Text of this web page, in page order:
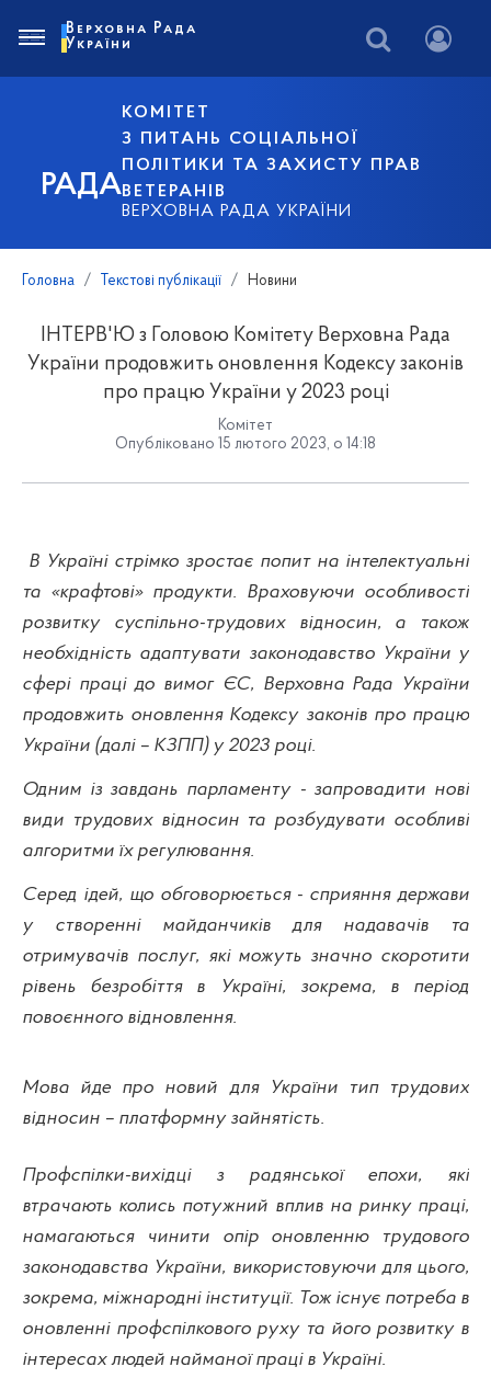
РАДА
КОМІТЕТ
З ПИТАНЬ СОЦІАЛЬНОЇ
ПОЛІТИКИ ТА ЗАХИСТУ ПРАВ
ВЕТЕРАНІВ
ВЕРХОВНА РАДА УКРАЇНИ
Верховна Рада
України
Головна Текстові публікації Новини
ІНТЕРВ'Ю з Головою Комітету Верховна Рада
України продовжить оновлення Кодексу законів
про працю України у 2023 році
Комітет
Опубліковано 15 лютого 2023, о 14:18
В Україні стрімко зростає попит на інтелектуальні
та «крафтові» продукти. Враховуючи особливості
розвитку суспільно-трудових відносин, а також
необхідність адаптувати законодавство України у
сфері праці до вимог ЄС, Верховна Рада України
продовжить оновлення Кодексу законів про працю
України (далі – КЗПП) у 2023 році.
Одним із завдань парламенту - запровадити нові
види трудових відносин та розбудувати особливі
алгоритми їх регулювання.
Серед ідей, що обговорюється - сприяння держави
у створенні майданчиків для надавачів та
отримувачів послуг, які можуть значно скоротити
рівень безробіття в Україні, зокрема, в період
повоєнного відновлення.
Мова йде про новий для України тип трудових
відносин – платформну зайнятість.
Профспілки-вихідці з радянської епохи, які
втрачають колись потужний вплив на ринку праці,
намагаються чинити опір оновленню трудового
законодавства України, використовуючи для цього,
зокрема, міжнародні інституції. Тож існує потреба в
оновленні профспілкового руху та його розвитку в
інтересах людей найманої праці в Україні.